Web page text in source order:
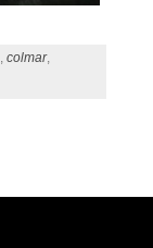
,colmar,